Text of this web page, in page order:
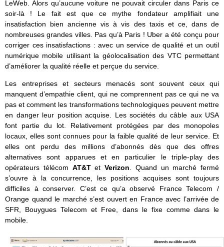
LeWeb. Alors qu’aucune voiture ne pouvait circuler dans Paris ce
soir-là ! Le fait est que ce mythe fondateur amplifiait une
insatisfaction bien ancienne vis à vis des taxis et ce, dans de
nombreuses grandes villes. Pas qu’à Paris ! Uber a été conçu pour
corriger ces insatisfactions : avec un service de qualité et un outil
numérique mobile utilisant la géolocalisation des VTC permettant
d’améliorer la qualité réelle et perçue du service.
Les entreprises et secteurs menacés sont souvent ceux qui
manquent d’empathie client, qui ne comprennent pas ce qui ne va
pas et comment les transformations technologiques peuvent mettre
en danger leur position acquise. Les sociétés du câble aux USA
font partie du lot. Relativement protégées par des monopoles
locaux, elles sont connues pour la faible qualité de leur service. Et
elles ont perdu des millions d’abonnés dès que des offres
alternatives sont apparues et en particulier le triple-play des
opérateurs télécom AT&Tet Verizon . Quand un marché fermé
s’ouvre à la concurrence, les positions acquises sont toujours
difficiles à conserver. C’est ce qu’a observé France Telecom /
Orange quand le marché s’est ouvert en France avec l’arrivée de
SFR, Bouygues Telecom et Free, dans le fixe comme dans le
mobile.